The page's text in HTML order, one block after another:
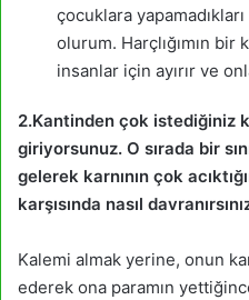
çocuklara
olurum. Harçlığımın bir
insanlar için ayırır ve
2.Kantinden çok istediğiniz
giriyorsunuz. O sırada bir
gelerek karnının çok
karşısında nasıl
Kalemi almak yerine, onun
ederek ona paramın